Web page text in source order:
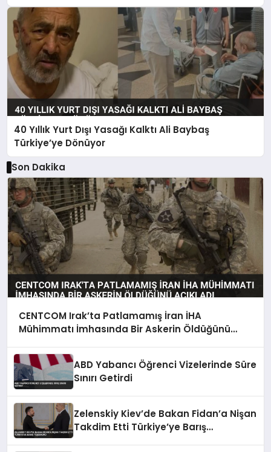
40 Yıllık Yurt Dışı Yasağı Kalktı Ali Baybaş
Türkiye’ye Dönüyor
Son Dakika
CENTCOM Irak’ta Patlamamış İran İHA
Mühimmatı İmhasında Bir Askerin Öldüğünü
ABD Yabancı Öğrenci Vizelerinde Süre
Sınırı Getirdi
Zelenskiy Kiev’de Bakan Fidan’a Nişan
Takdim Etti Türkiye’ye Barış